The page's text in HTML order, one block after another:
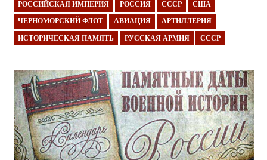
РОССИЙСКАЯ ИМПЕРИЯ РОССИЯ СССР США
ЧЕРНОМОРСКИЙ ФЛОТ АВИАЦИЯ АРТИЛЛЕРИЯ
ИСТОРИЧЕСКАЯ ПАМЯТЬ РУССКАЯ АРМИЯ СССР